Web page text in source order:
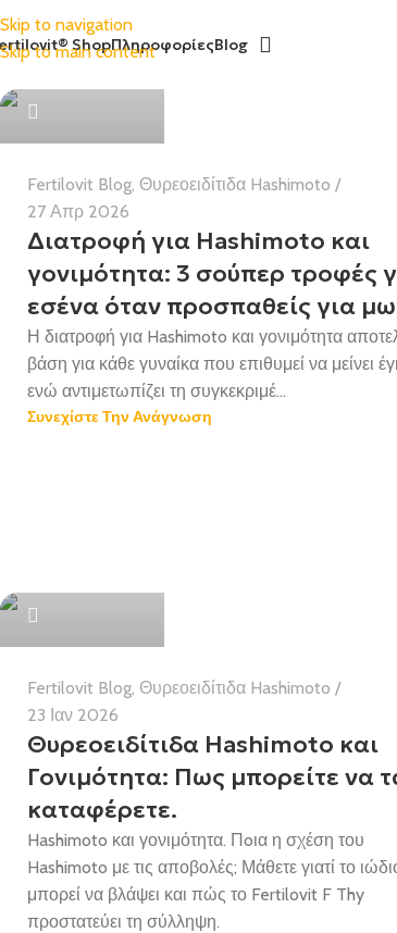
Skip to navigation
Skip to main content
ShopΠληροφορίεςBlog
Fertilovit Blog, Θυρεοειδίτιδα Hashimoto
27 Απρ 2026
Διατροφή για Hashimoto και
γονιμότητα: 3 σούπερ τροφές
εσένα όταν προσπαθείς για
Η διατροφή για Hashimoto και γονιμότητα
βάση για κάθε γυναίκα που επιθυμεί να μείνει
ενώ αντιμετωπίζει τη συγκεκριμέ...
Συνεχίστε Την Ανάγνωση
Fertilovit Blog, Θυρεοειδίτιδα Hashimoto
23 Ιαν 2026
Θυρεοειδίτιδα Hashimoto και
Γονιμότητα: Πως μπορείτε να
καταφέρετε.
Hashimoto και γονιμότητα. Πoια η σχέση του
Hashimoto με τις αποβολές; Μάθετε γιατί το
μπορεί να βλάψει και πώς το Fertilovit F Thy
προστατεύει τη σύλληψη.